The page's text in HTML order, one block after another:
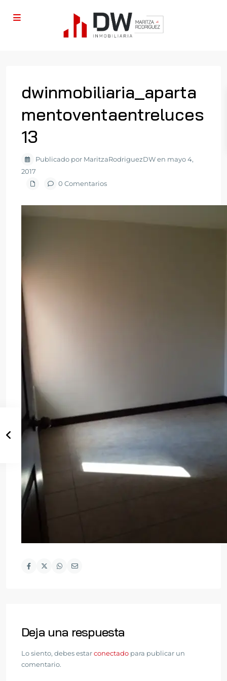
dwinmobiliaria_aparta
mentoventaentreluces
13
Publicado por MaritzaRodriguezDW en mayo 4,
2017
0 Comentarios
Deja una respuesta
Lo siento, debes estarconectado para publicar un
comentario.